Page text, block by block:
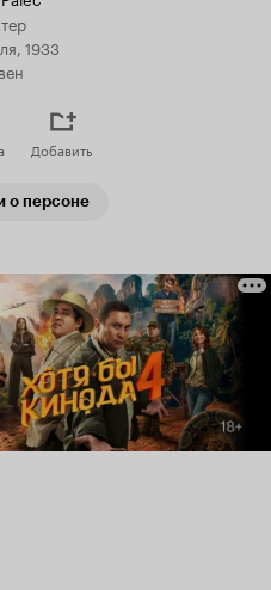
1933
Добавить
о персоне